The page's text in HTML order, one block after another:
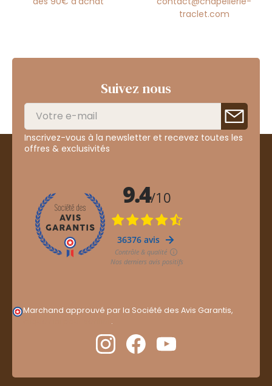
traclet.com
Suivez nous
Inscrivez-vous à la newsletter et recevez toutes les
offres & exclusivités
Marchand approuvé par la Société des Avis Garantis,
.